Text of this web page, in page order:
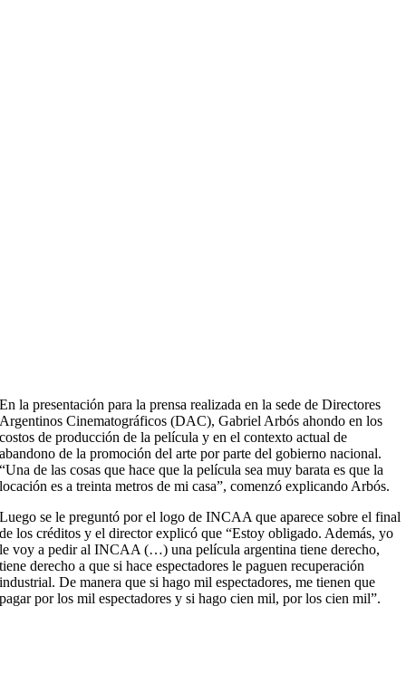
En la presentación para la prensa realizada en la sede de Directores
Argentinos Cinematográficos (DAC), Gabriel Arbós ahondo en los
costos de producción de la película y en el contexto actual de
abandono de la promoción del arte por parte del gobierno nacional.
“Una de las cosas que hace que la película sea muy barata es que la
locación es a treinta metros de mi casa”, comenzó explicando Arbós.
Luego se le preguntó por el logo de INCAA que aparece sobre el final
de los créditos y el director explicó que “Estoy obligado. Además, yo
le voy a pedir al INCAA (…) una película argentina tiene derecho,
tiene derecho a que si hace espectadores le paguen recuperación
industrial. De manera que si hago mil espectadores, me tienen que
pagar por los mil espectadores y si hago cien mil, por los cien mil”.